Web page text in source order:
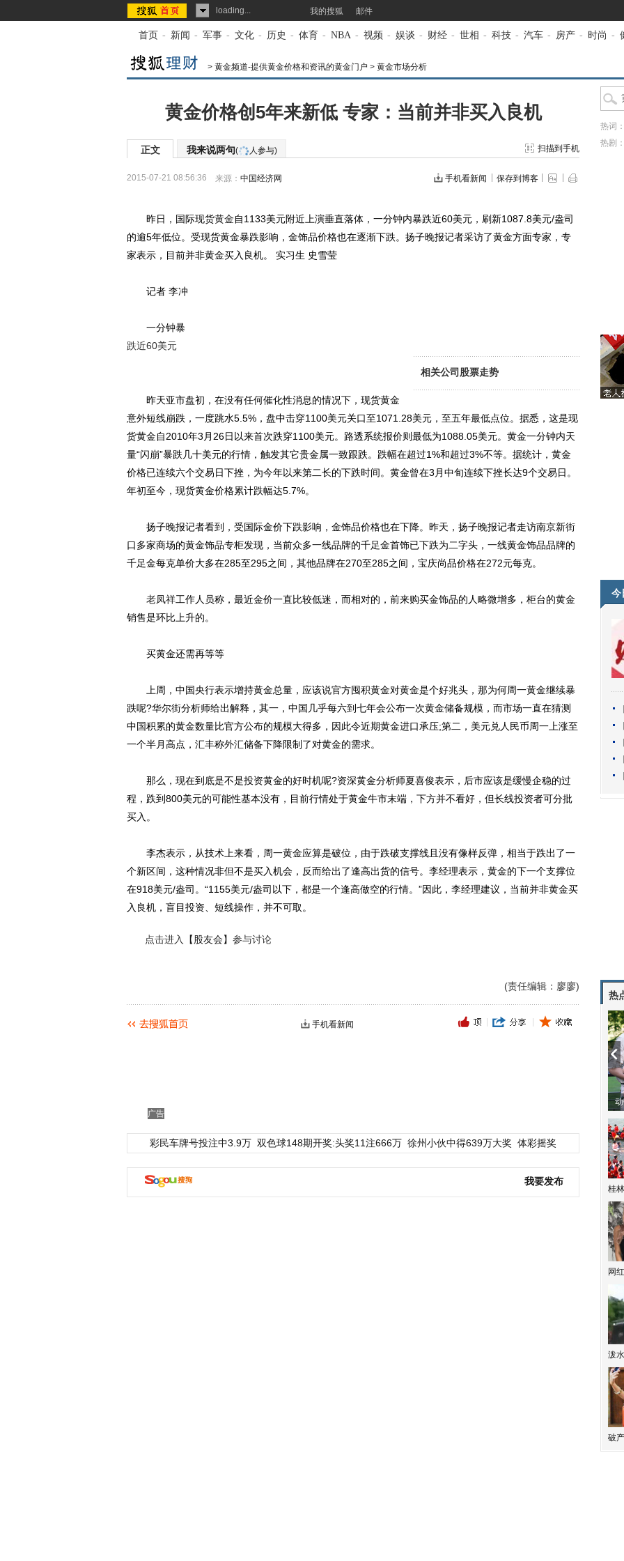
loading... 我的搜狐 邮件
首页 - 新闻 - 军事 - 文化 - 历史 - 体育 - NBA - 视频 - 娱谈 - 财经 - 世相 - 科技 - 汽车 - 房产 - 时尚 -
> 黄金频道-提供黄金价格和资讯的黄金门户 > 黄金市场分析
黄金价格创5年来新低 专家：当前并非买入良机
正文 我来说两句( 人参与) 扫描到手机
2015-07-21 08:56:36 来源： 中国经济网 手机看新闻 保存到博客
昨日，国际现货黄金自1133美元附近上演垂直落体，一分钟内暴跌近60美元，刷新1087.8美元/盎司
的逾5年低位。受现货黄金暴跌影响，金饰品价格也在逐渐下跌。扬子晚报记者采访了黄金方面专家，专
家表示，目前并非黄金买入良机。 实习生 史雪莹
记者 李冲
一分钟暴
相关公司股票走势
跌近60美元
昨天亚市盘初，在没有任何催化性消息的情况下，现货黄金
意外短线崩跌，一度跳水5.5%，盘中击穿1100美元关口至1071.28美元，至五年最低点位。据悉，这是现
货黄金自2010年3月26日以来首次跌穿1100美元。路透系统报价则最低为1088.05美元。黄金一分钟内天
量“闪崩”暴跌几十美元的行情，触发其它贵金属一致跟跌。跌幅在超过1%和超过3%不等。据统计，黄金
价格已连续六个交易日下挫，为今年以来第二长的下跌时间。黄金曾在3月中旬连续下挫长达9个交易日。
年初至今，现货黄金价格累计跌幅达5.7%。
扬子晚报记者看到，受国际金价下跌影响，金饰品价格也在下降。昨天，扬子晚报记者走访南京新街
口多家商场的黄金饰品专柜发现，当前众多一线品牌的千足金首饰已下跌为二字头，一线黄金饰品品牌的
千足金每克单价大多在285至295之间，其他品牌在270至285之间，宝庆尚品价格在272元每克。
老凤祥工作人员称，最近金价一直比较低迷，而相对的，前来购买金饰品的人略微增多，柜台的黄金
销售是环比上升的。
买黄金还需再等等
上周，中国央行表示增持黄金总量，应该说官方囤积黄金对黄金是个好兆头，那为何周一黄金继续暴
跌呢?华尔街分析师给出解释，其一，中国几乎每六到七年会公布一次黄金储备规模，而市场一直在猜测
中国积累的黄金数量比官方公布的规模大得多，因此令近期黄金进口承压;第二，美元兑人民币周一上涨至
一个半月高点，汇丰称外汇储备下降限制了对黄金的需求。
那么，现在到底是不是投资黄金的好时机呢?资深黄金分析师夏喜俊表示，后市应该是缓慢企稳的过
程，跌到800美元的可能性基本没有，目前行情处于黄金牛市末端，下方并不看好，但长线投资者可分批
买入。
李杰表示，从技术上来看，周一黄金应算是破位，由于跌破支撑线且没有像样反弹，相当于跌出了一
个新区间，这种情况非但不是买入机会，反而给出了逢高出货的信号。李经理表示，黄金的下一个支撑位
在918美元/盎司。“1155美元/盎司以下，都是一个逢高做空的行情。”因此，李经理建议，当前并非黄金买
入良机，盲目投资、短线操作，并不可取。
点击进入 【股友会】 参与讨论
(责任编辑：廖廖)
手机看新闻
广告
彩民车牌号投注中3.9万 双色球148期开奖:头奖11注666万 徐州小伙中得639万大奖 体彩摇奖
我要发布
热词
热剧
今
热
桂
网
泼
破